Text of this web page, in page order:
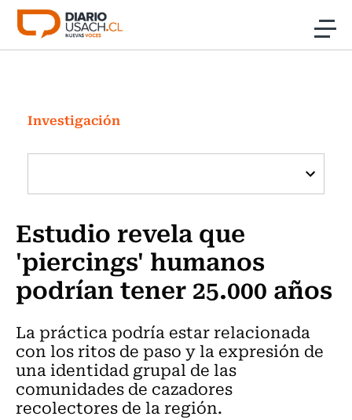
Click acá para ir directamente al contenido
Investigación
Cultura
Programas Radio y TV Usach
Investigación
Estudio revela que
'piercings' humanos
podrían tener 25.000 años
La práctica podría estar relacionada
con los ritos de paso y la expresión de
una identidad grupal de las
comunidades de cazadores
recolectores de la región.